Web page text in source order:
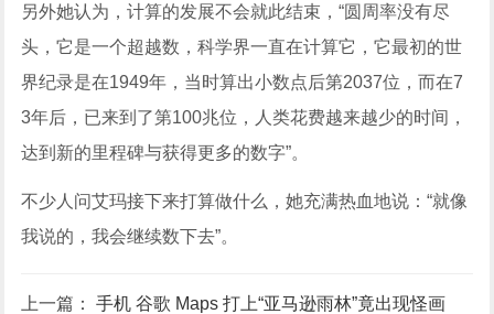
另外她认为，计算的发展不会就此结束，“圆周率没有尽
头，它是一个超越数，科学界一直在计算它，它最初的世
界纪录是在1949年，当时算出小数点后第2037位，而在7
3年后，已来到了第100兆位，人类花费越来越少的时间，
达到新的里程碑与获得更多的数字”。
不少人问艾玛接下来打算做什么，她充满热血地说：“就像
我说的，我会继续数下去”。
上一篇：手机 谷歌 Maps 打上“亚马逊雨林”竟出现怪画